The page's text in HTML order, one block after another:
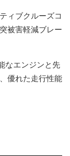
ィブクルーズコ
被害軽減ブレー
なエンジンと先
優れた走行性能